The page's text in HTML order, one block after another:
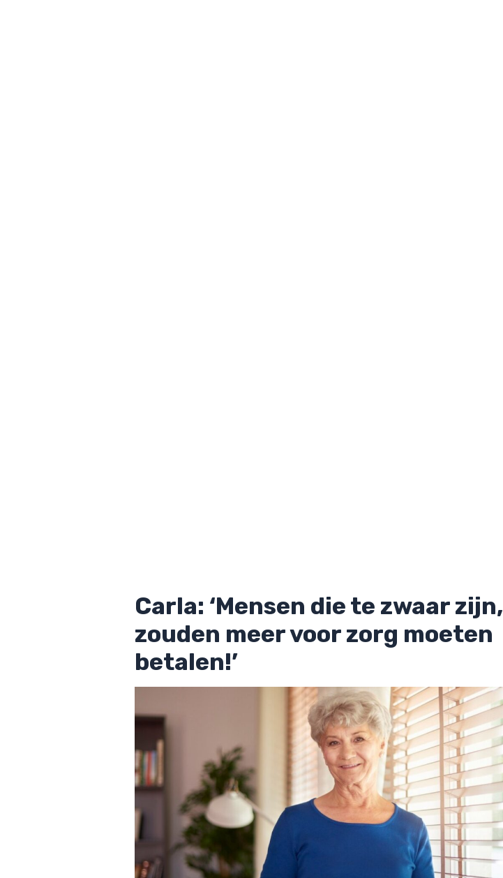
Carla: ‘Mensen die te zwaar zijn,
zouden meer voor zorg moeten
betalen!’